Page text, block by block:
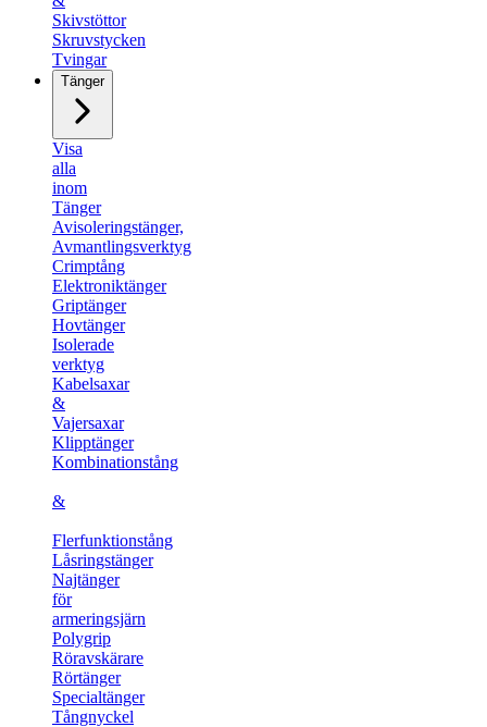
Skivstöttor
Skruvstycken
Tvingar
Tänger
Visa
alla
inom
Tänger
Avisoleringstänger,
Avmantlingsverktyg​
Crimptång
Elektroniktänger
Griptänger​
Hovtänger
Isolerade
verktyg
Kabelsaxar
&
Vajersaxar
Klipptänger
Kombinationstång
&
Flerfunktionstång
Låsringstänger
Najtänger
för
armeringsjärn
Polygrip
Röravskärare​
Rörtänger
Specialtänger​
Tångnyckel